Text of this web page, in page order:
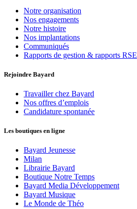
Notre organisation
Nos engagements
Notre histoire
Nos implantations
Communiqués
Rapports de gestion & rapports RSE
Rejoindre Bayard
Travailler chez Bayard
Nos offres d’emplois
Candidature spontanée
Les boutiques en ligne
Bayard Jeunesse
Milan
Librairie Bayard
Boutique Notre Temps
Bayard Media Développement
Bayard Musique
Le Monde de Théo